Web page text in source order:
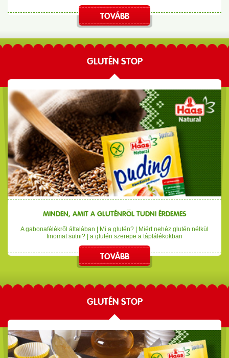
TOVÁBB
GLUTÉN STOP
MINDEN, AMIT A GLUTÉNRŐL TUDNI ÉRDEMES
A gabonafélékről általában | Mi a glutén? | Miért nehéz glutén nélkül
finomat sütni? | a glutén szerepe a táplálékokban
TOVÁBB
GLUTÉN STOP